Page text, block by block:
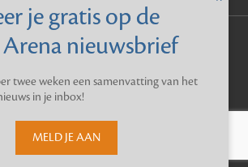
twee weken een samenvatting van het
in je inbox!
MELD JE AAN